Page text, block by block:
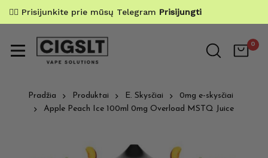
✌🏼 Prisijunkite prie mūsų Telegram Prisijungti
0
Pradžia Produktai E. Skysčiai
0mg e-skysčiai
Apple Peach Ice 100ml 0mg Overload MSTQ Juice